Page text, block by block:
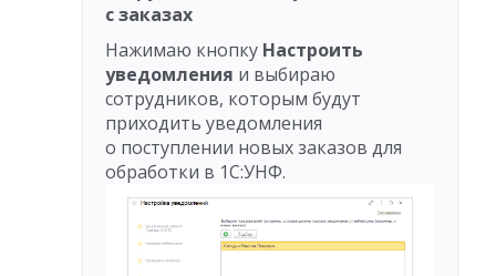
с заказах
Нажимаю кнопку Настроить
уведомления и выбираю
сотрудников, которым будут
приходить уведомления
о поступлении новых заказов для
обработки в 1С:УНФ.